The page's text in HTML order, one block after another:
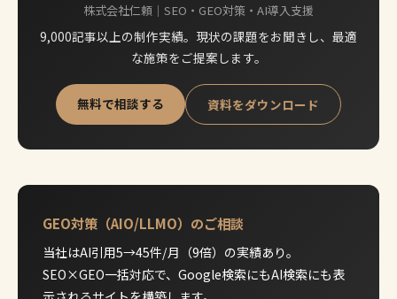
株式会社仁頼｜SEO・GEO対策・AI導入支援
9,000記事以上の制作実績。現状の課題をお聞きし、最適
な施策をご提案します。
無料で相談する 資料をダウンロード
GEO対策（AIO/LLMO）のご相談
当社はAI引用5→45件/月（9倍）の実績あり。
SEO×GEO一括対応で、Google検索にもAI検索にも表